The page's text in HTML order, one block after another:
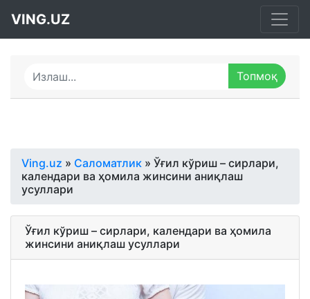
VING.UZ
Ving.uz » Саломатлик » Ўғил кўриш – сирлари,
календари ва ҳомила жинсини аниқлаш
усуллари
Ўғил кўриш – сирлари, календари ва ҳомила
жинсини аниқлаш усуллари